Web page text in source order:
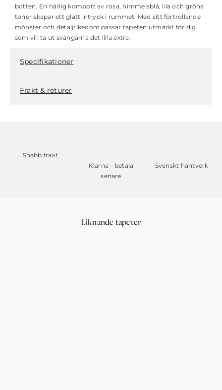
botten. En härlig kompott av rosa, himmelsblå, lila och gröna
toner skapar ett glatt intryck i rummet. Med sitt förtrollande
mönster och detaljrikedom passar tapeten utmärkt för dig
som vill ta ut svängarna det lilla extra.
Specifikationer
Frakt & returer
Snabb frakt
Klarna - betala
senare
Svenskt hantverk
Liknande tapeter